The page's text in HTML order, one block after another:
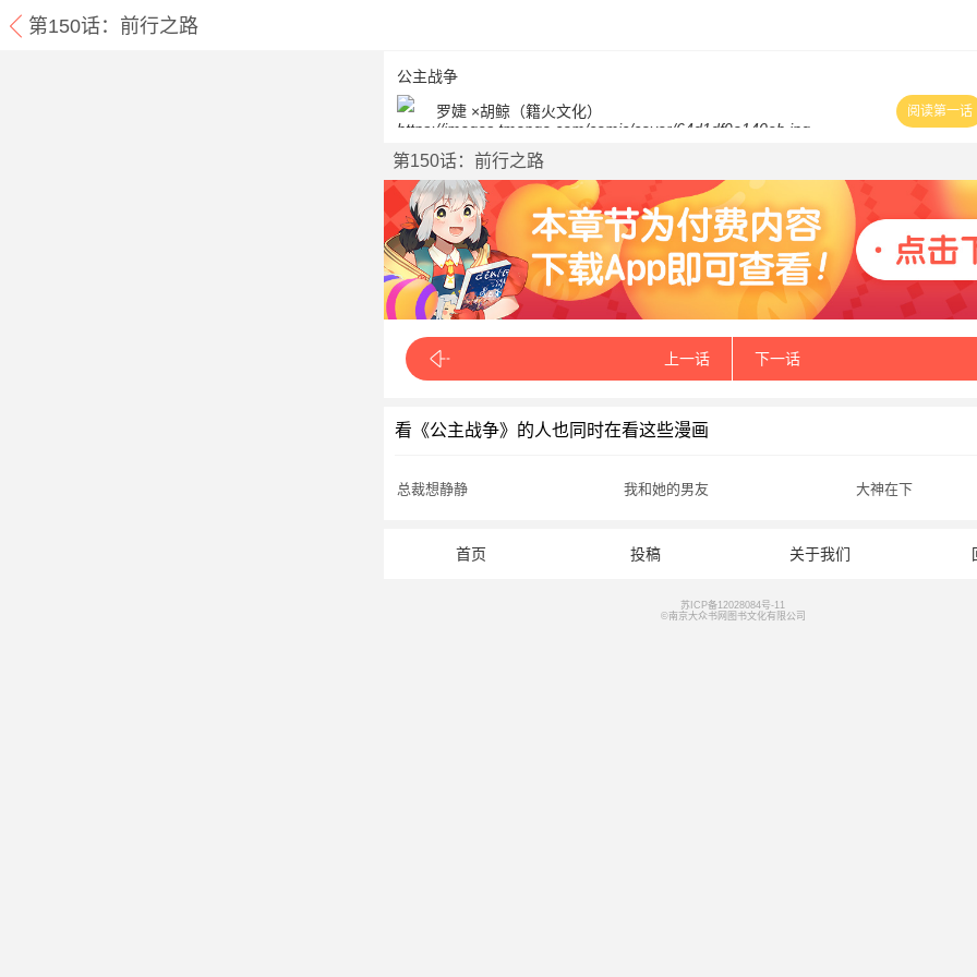
第150话：前行之路
公主战争
罗婕 ×胡鲸（籍火文化）
阅读第一话
第150话：前行之路
上一话 下一话
看《公主战争》的人也同时在看这些漫画
总裁想静静 我和她的男友 大神在下
首页 投稿 关于我们
苏ICP备12028084号-11
©南京大众书网图书文化有限公司